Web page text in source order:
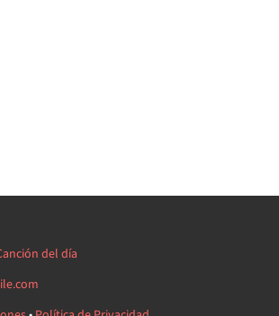
del día